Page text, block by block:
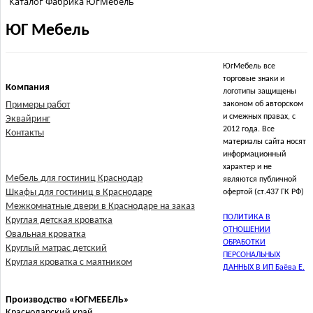
ЮГ Мебель
Компания
Примеры работ
Эквайринг
Контакты
Мебель для гостиниц Краснодар
Шкафы для гостиниц в Краснодаре
Межкомнатные двери в Краснодаре на заказ
Круглая детская кроватка
Овальная кроватка
Круглый матрас детский
Круглая кроватка с маятником
Производство «ЮГМЕБЕЛЬ»
ЮгМебель все
торговые знаки и
логотипы защищены
законом об авторском
и смежных правах, с
2012 года. Все
материалы сайта носят
информационный
характер и не
являются публичной
офертой (ст.437 ГК РФ)
ПОЛИТИКА В
ОТНОШЕНИИ
ОБРАБОТКИ
ПЕРСОНАЛЬНЫХ
ДАННЫХ В ИП Баёва Е.